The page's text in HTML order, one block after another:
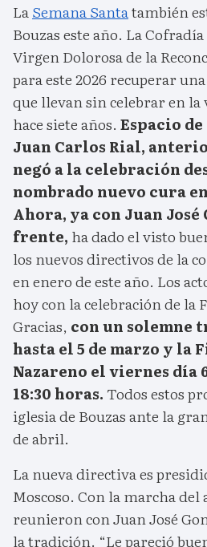
LaSemana Santatambién
Bouzas este año. La
Virgen Dolorosa de la
para este 2026 recuperar
que llevan sin celebrar en
hace siete años. Espacio
Juan Carlos Rial,
negó a la celebración
nombrado nuevo cura
Ahora, ya con Juan José
frente, ha dado el visto
los nuevos directivos de la
en enero de este año. Los
hoy con la celebración de la
Gracias, con un solemne
hasta el 5 de marzo y la
Nazareno el viernes día
18:30 horas. Todos estos
iglesia de Bouzas ante la
de abril.
La nueva directiva es
Moscoso. Con la marcha
reunieron con Juan José
la tradición. “Le pareció